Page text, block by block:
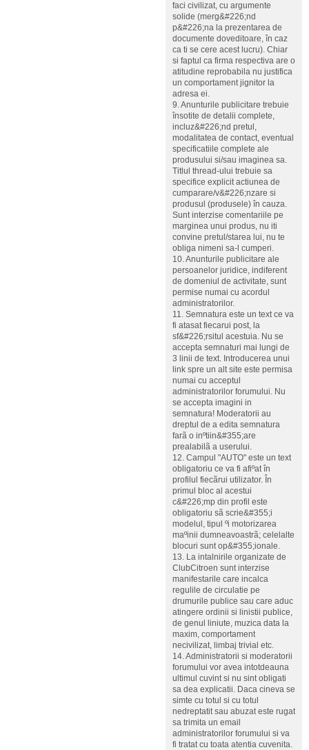
faci civilizat, cu argumente
solide (merg&#226;nd
p&#226;na la prezentarea de
documente doveditoare, în caz
ca ti se cere acest lucru). Chiar
si faptul ca firma respectiva are o
atitudine reprobabila nu justifica
un comportament jignitor la
adresa ei.
9. Anunturile publicitare trebuie
însotite de detalii complete,
incluz&#226;nd pretul,
modalitatea de contact, eventual
specificatiile complete ale
produsului si/sau imaginea sa.
Titlul thread-ului trebuie sa
specifice explicit actiunea de
cumparare/v&#226;nzare si
produsul (produsele) în cauza.
Sunt interzise comentariile pe
marginea unui produs, nu iti
convine pretul/starea lui, nu te
obliga nimeni sa-l cumperi.
10. Anunturile publicitare ale
persoanelor juridice, indiferent
de domeniul de activitate, sunt
permise numai cu acordul
administratorilor.
11. Semnatura este un text ce va
fi atasat fiecarui post, la
sf&#226;rsitul acestuia. Nu se
accepta semnaturi mai lungi de
3 linii de text. Introducerea unui
link spre un alt site este permisa
numai cu acceptul
administratorilor forumului. Nu
se accepta imagini in
semnatura! Moderatorii au
dreptul de a edita semnatura
farã o inºtiin&#355;are
prealabilã a userului.
12. Campul "AUTO" este un text
obligatoriu ce va fi afiºat în
profilul fiecãrui utilizator. În
primul bloc al acestui
c&#226;mp din profil este
obligatoriu sã scrie&#355;i
modelul, tipul ºi motorizarea
maºinii dumneavoastrã; celelalte
blocuri sunt op&#355;ionale.
13. La intalnirile organizate de
ClubCitroen sunt interzise
manifestarile care incalca
regulile de circulatie pe
drumurile publice sau care aduc
atingere ordinii si linistii publice,
de genul liniute, muzica data la
maxim, comportament
necivilizat, limbaj trivial etc.
14. Administratorii si moderatorii
forumului vor avea intotdeauna
ultimul cuvint si nu sint obligati
sa dea explicatii. Daca cineva se
simte cu totul si cu totul
nedreptatit sau abuzat este rugat
sa trimita un email
administratorilor forumului si va
fi tratat cu toata atentia cuvenita.